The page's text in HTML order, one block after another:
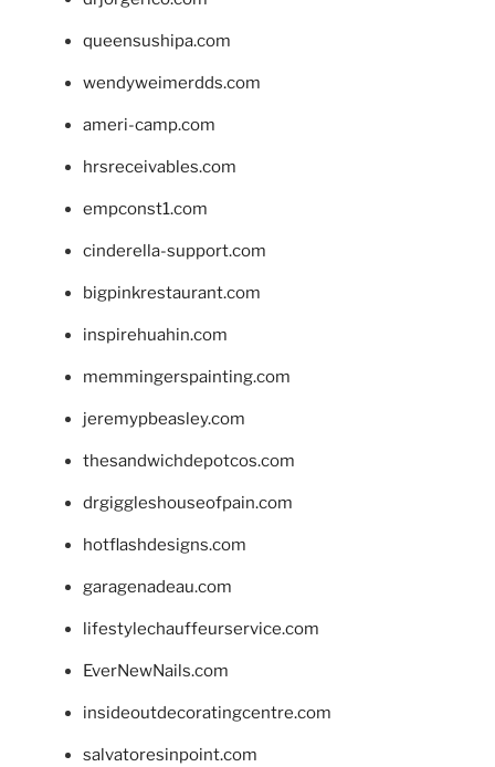
queensushipa.com
wendyweimerdds.com
ameri-camp.com
hrsreceivables.com
empconst1.com
cinderella-support.com
bigpinkrestaurant.com
inspirehuahin.com
memmingerspainting.com
jeremypbeasley.com
thesandwichdepotcos.com
drgiggleshouseofpain.com
hotflashdesigns.com
garagenadeau.com
lifestylechauffeurservice.com
EverNewNails.com
insideoutdecoratingcentre.com
salvatoresinpoint.com